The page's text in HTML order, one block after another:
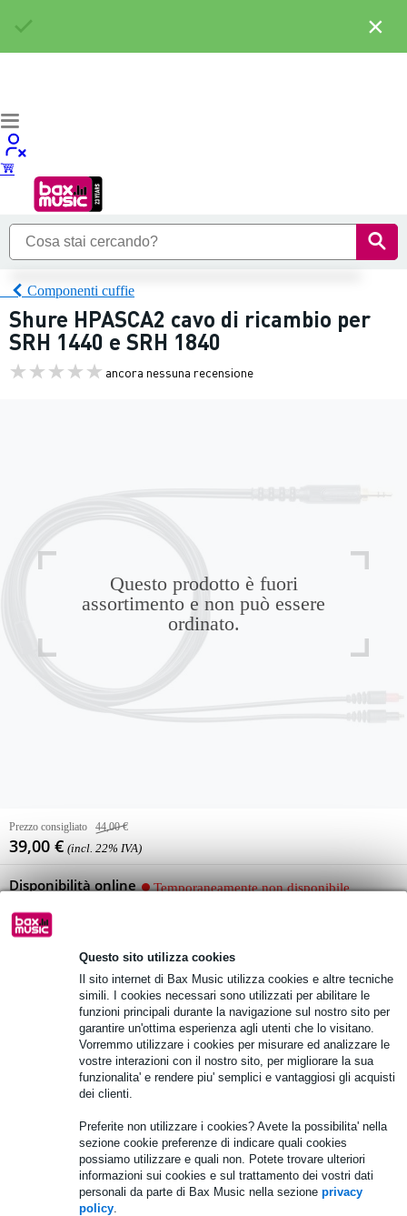
Questo sito utilizza cookies
Il sito internet di Bax Music utilizza cookies e altre tecniche
simili. I cookies necessari sono utilizzati per abilitare le
funzioni principali durante la navigazione sul nostro sito per
garantire un'ottima esperienza agli utenti che lo visitano.
Vorremmo utilizzare i cookies per misurare ed analizzare le
vostre interazioni con il nostro sito, per migliorare la sua
funzionalita' e rendere piu' semplici e vantaggiosi gli acquisti
dei clienti.
Preferite non utilizzare i cookies? Avete la possibilita' nella
sezione cookie preferenze di indicare quali cookies
possiamo utilizzare e quali non. Potete trovare ulteriori
informazioni sui cookies e sul trattamento dei vostri dati
personali da parte di Bax Music nella sezione privacy
policy
Componenti cuffie
Shure HPASCA2 cavo di ricambio per
SRH 1440 e SRH 1840
ancora nessuna recensione
Questo prodotto è fuori
assortimento e non può essere
ordinato.
Prezzo consigliato 44,00 €
39,00 € (incl. 22% IVA)
Disponibilità online Temporaneamente non disponibile
Oltre 48.000 articoli disponibili
1.250 marchi leader
Informazioni sul prodotto
cavo di ricambio per cuffie
connettori: 1x Jack 3,5 mm, 2x jack dedicato Shure
Specifiche complete
Vedi anche (4)
×